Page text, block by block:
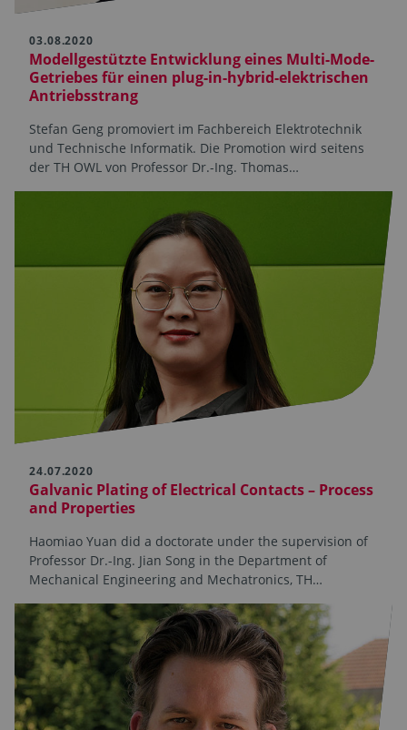
03.08.2020
Modellgestützte Entwicklung eines Multi-Mode-
Getriebes für einen plug-in-hybrid-elektrischen
Antriebsstrang
Stefan Geng promoviert im Fachbereich Elektrotechnik
und Technische Informatik. Die Promotion wird seitens
der TH OWL von Professor Dr.-Ing. Thomas…
24.07.2020
Galvanic Plating of Electrical Contacts – Process
and Properties
Haomiao Yuan did a doctorate under the supervision of
Professor Dr.-Ing. Jian Song in the Department of
Mechanical Engineering and Mechatronics, TH…